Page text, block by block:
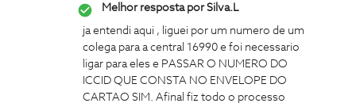
Melhor resposta porSilva.L
ja entendi aqui , liguei por um numero de um
colega para a central 16990 e foi necessario
ligar para eles e PASSAR O NUMERO DO
ICCID QUE CONSTA NO ENVELOPE DO
CARTAO SIM. Afinal fiz todo o processo